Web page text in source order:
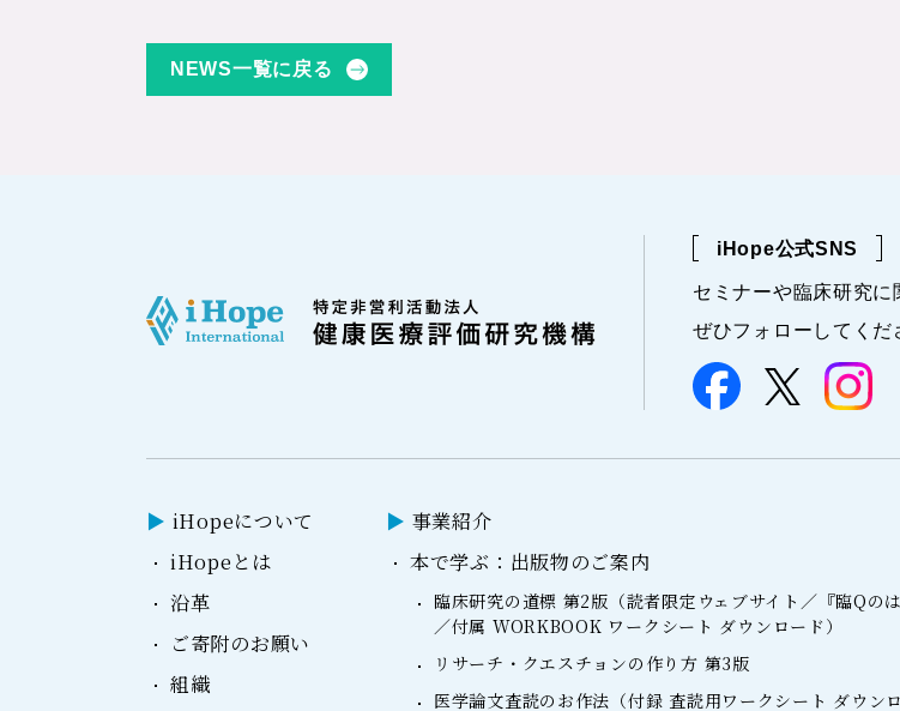
NEWS一覧に戻る
iHope公式SNS
セミナーや臨床研究に
ぜひフォローしてくだ
iHopeについて
iHopeとは
沿革
ご寄附のお願い
組織
事業紹介
本で学ぶ：出版物のご案内
臨床研究の道標 第2版（読者限定ウェブサイト／『臨Qの
／付属 WORKBOOK ワークシート ダウンロード）
リサーチ・クエスチョンの作り方 第3版
医学論文査読のお作法（付録 査読用ワークシート ダウンロ